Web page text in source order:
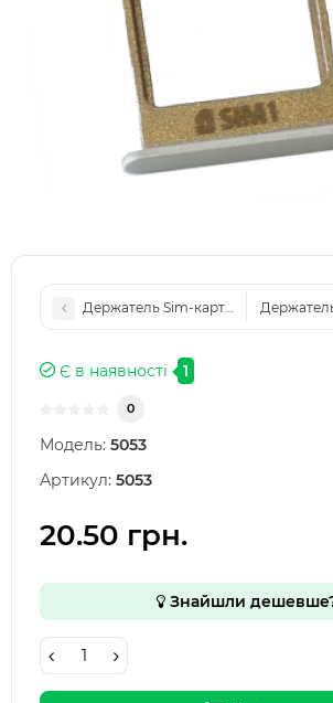
Держатель Sim-карты (holder)
Є в наявності 1
0
Модель: 5053
Артикул: 5053
20.50 грн.
Знайшли